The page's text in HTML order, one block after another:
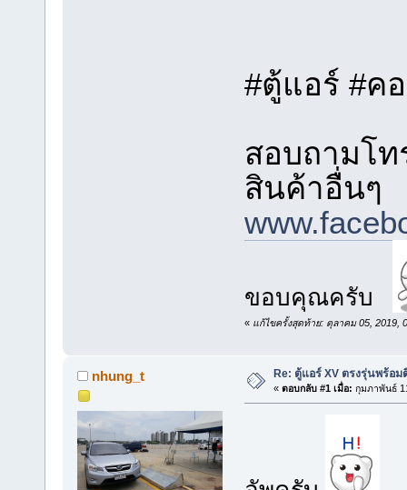
#ตู้แอร์ #ค
สอบถามโท
สินค้าอื่นๆ
ขอบคุณครับ
« แก้ไขครั้งสุดท้าย: ตุลาคม 05, 2019,
nhung_t Re: ตู้แอร์ XV ตรงรุ่นพร้อ
« ตอบกลับ #1 เมื่อ: กุมภาพันธ์